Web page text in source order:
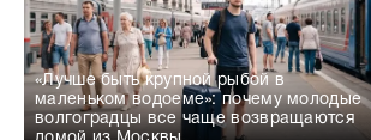
«Лучше быть крупной рыбой в
маленьком водоеме»: почему молодые
волгоградцы все чаще возвращаются